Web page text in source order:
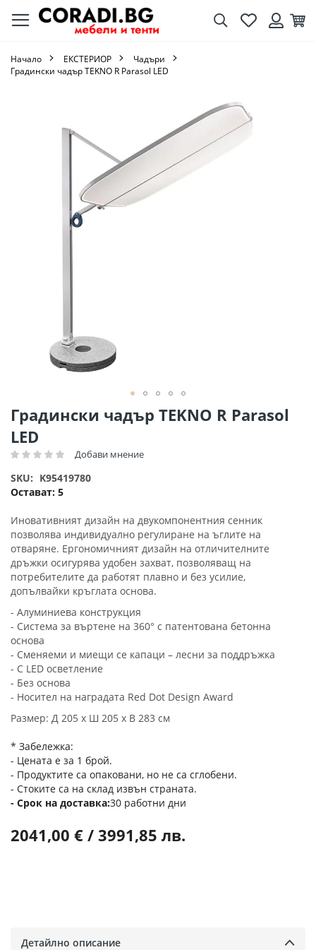
ТърсенеЛюбими
Начало ЕКСТЕРИОР
Чадъри
Градински чадър TEKNO R Parasol LED
Градински чадър TEKNO R Parasol
LED
Рейтинг: Добави мнение
Остават: 5
SKU K95419780
Иновативният дизайн на двукомпонентния сенник
позволява индивидуално регулиране на ъглите на
отваряне. Ергономичният дизайн на отличителните
дръжки осигурява удобен захват, позволяващ на
потребителите да работят плавно и без усилие,
допълвайки кръглата основа.
- Алуминиева конструкция
- Система за въртене на 360° с патентована бетонна
основа
- Сменяеми и миещи се капаци – лесни за поддръжка
- С LED осветление
- Без основа
- Носител на наградата Red Dot Design Award
Размер: Д 205 x Ш 205 x В 283 см
* Забележка:
- Цената е за 1 брой.
- Продуктите са опаковани, но не са сглобени.
- Стоките са на склад извън страната.
Срок на доставка 30 работни дни
2041,00 € / 3991,85 лв.
Преминете
към
началото
на
със
снимки
Детайлно описание